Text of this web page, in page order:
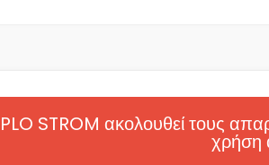
STROM ακολουθεί τους
χρήση